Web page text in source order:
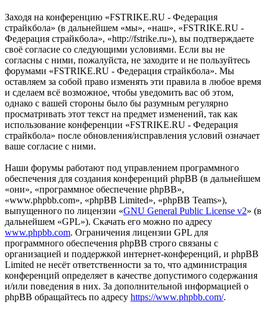
Заходя на конференцию «FSTRIKE.RU - Федерация
страйкбола» (в дальнейшем «мы», «наш», «FSTRIKE.RU -
Федерация страйкбола», «http://fstrike.ru»), вы подтверждаете
своё согласие со следующими условиями. Если вы не
согласны с ними, пожалуйста, не заходите и не пользуйтесь
форумами «FSTRIKE.RU - Федерация страйкбола». Мы
оставляем за собой право изменять эти правила в любое время
и сделаем всё возможное, чтобы уведомить вас об этом,
однако с вашей стороны было бы разумным регулярно
просматривать этот текст на предмет изменений, так как
использование конференции «FSTRIKE.RU - Федерация
страйкбола» после обновления/исправления условий означает
ваше согласие с ними.
Наши форумы работают под управлением программного
обеспечения для создания конференций phpBB (в дальнейшем
«они», «программное обеспечение phpBB»,
«www.phpbb.com», «phpBB Limited», «phpBB Teams»),
выпущенного по лицензии «GNU General Public License v2» (в
дальнейшем «GPL»). Скачать его можно по адресу
www.phpbb.com. Ограничения лицензии GPL для
программного обеспечения phpBB строго связаны с
организацией и поддержкой интернет-конференций, и phpBB
Limited не несёт ответственности за то, что администрация
конференций определяет в качестве допустимого содержания
и/или поведения в них. За дополнительной информацией о
phpBB обращайтесь по адресу https://www.phpbb.com/.